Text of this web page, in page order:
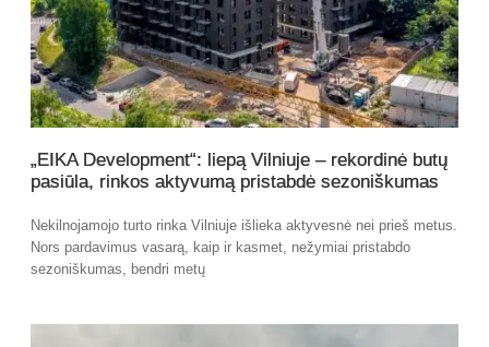
„EIKA Development“: liepą Vilniuje – rekordinė butų
pasiūla, rinkos aktyvumą pristabdė sezoniškumas
Nekilnojamojo turto rinka Vilniuje išlieka aktyvesnė nei prieš metus.
Nors pardavimus vasarą, kaip ir kasmet, nežymiai pristabdo
sezoniškumas, bendri metų